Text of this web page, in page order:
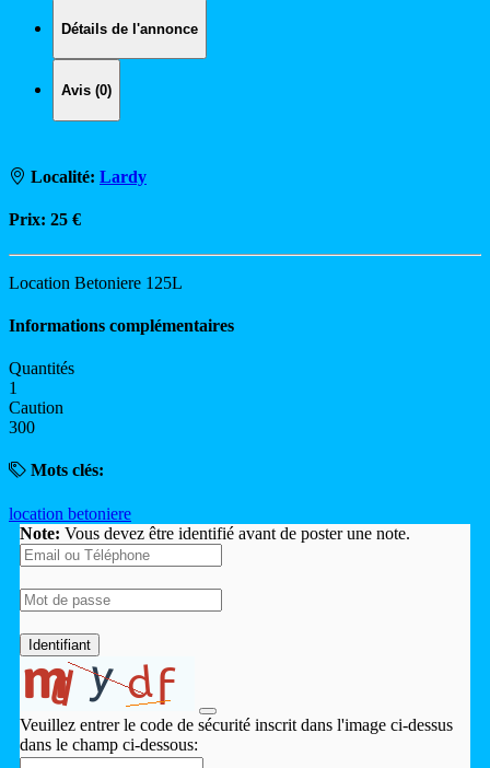
Détails de l'annonce
Avis (0)
Localité: Lardy
Prix: 25 €
Location Betoniere 125L
Informations complémentaires
Quantités
1
Caution
300
Mots clés:
location betoniere
Note: Vous devez être identifié avant de poster une note.
Identifiant
Veuillez entrer le code de sécurité inscrit dans l'image ci-dessus
dans le champ ci-dessous: